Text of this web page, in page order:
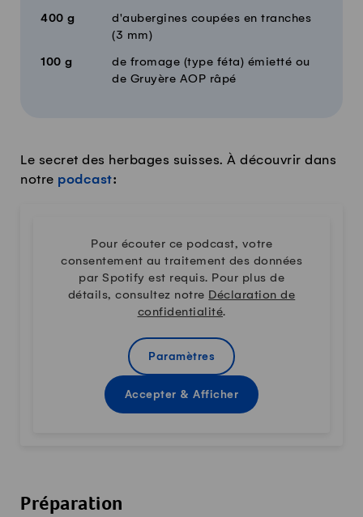
400 g
d'aubergines coupées en tranches
(3 mm)
100 g
de fromage (type féta) émietté ou
de Gruyère AOP râpé
Le secret des herbages suisses. À découvrir dans
notre podcast:
Pour écouter ce podcast, votre
consentement au traitement des données
par Spotify est requis. Pour plus de
détails, consultez notre Déclaration de
confidentialité.
Paramètres
Accepter & Afficher
Préparation